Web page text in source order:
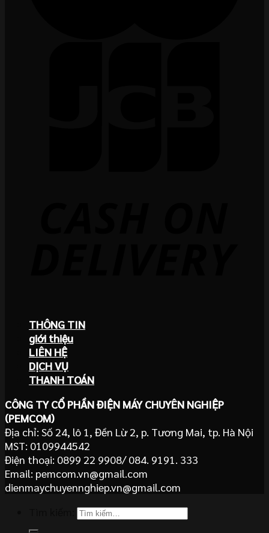
THÔNG TIN
giới thiệu
LIÊN HỆ
DỊCH VỤ
THANH TOÁN
CÔNG TY CỔ PHẦN ĐIỆN MÁY CHUYÊN NGHIỆP
(PEMCOM)
Địa chỉ: Số 24, lô 1, Đền Lừ 2, p. Tương Mai, tp. Hà Nội
MST: 0109944542
Điện thoại: 0899 22 9908/ 084. 9191. 333
Email: pemcom.vn@gmail.com
dienmaychuyennghiep.vn@gmail.com